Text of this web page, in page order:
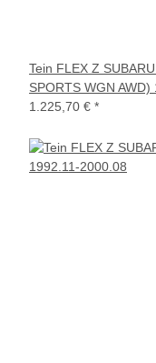
Tein FLEX Z
SPORTS WGN
1.225,70 € *